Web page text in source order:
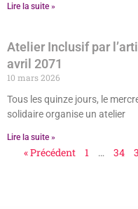
Lire la suite »
Atelier Inclusif par
avril 2071
10 mars 2026
Tous les quinze jours, le
solidaire organise un atelier
Lire la suite »
« Précédent 1 … 34